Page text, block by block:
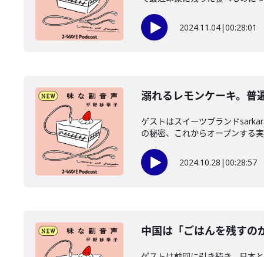
2024.11.04|00:28:01
溺れるレモンケーキ。普
ゲストはスイーツブランド
の秘密、これからオープンする
2024.10.28 |00:28:57
中国は「ごはんを残すの